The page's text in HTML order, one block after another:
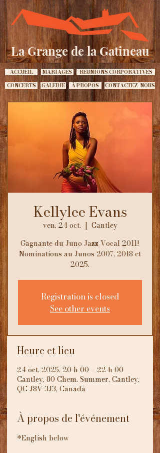
La Grange de la Gatineau
ACCUEIL MARIAGES
RÉUNIONS CORPORATIVES
CONCERTS
GALERIE À PROPOS CONTACTEZ-NOUS
Kellylee Evans
ven. 24 oct.
  |
Cantley
Gagnante du Juno Jazz Vocal 2011!
Nominations au Junos 2007, 2018 et
2025.
Registration is closed
See other events
Heure et lieu
24 oct. 2025, 20 h 00 – 22 h 00
Cantley, 80 Chem. Summer, Cantley,
QC J8V 3J3, Canada
À propos de l'événement
*English below